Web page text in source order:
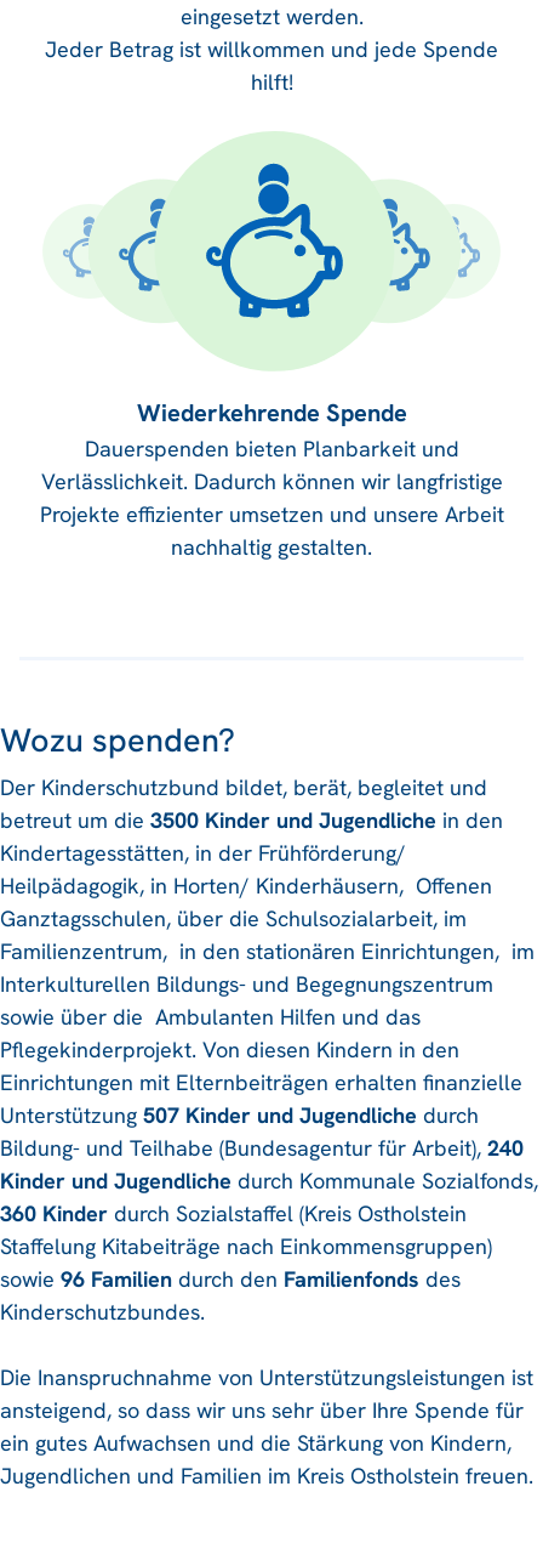
eingesetzt werden.
Jeder Betrag ist willkommen und jede Spende
hilft!
Wiederkehrende Spende
Dauerspenden bieten Planbarkeit und
Verlässlichkeit. Dadurch können wir langfristige
Projekte effizienter umsetzen und unsere Arbeit
nachhaltig gestalten.
Wozu spenden?
Der Kinderschutzbund bildet, berät, begleitet und
betreut um die 3500 Kinder und Jugendliche in den
Kindertagesstätten, in der Frühförderung/
Heilpädagogik, in Horten/ Kinderhäusern, Offenen
Ganztagsschulen, über die Schulsozialarbeit, im
Familienzentrum, in den stationären Einrichtungen, im
Interkulturellen Bildungs- und Begegnungszentrum
sowie über die Ambulanten Hilfen und das
Pflegekinderprojekt. Von diesen Kindern in den
Einrichtungen mit Elternbeiträgen erhalten finanzielle
Unterstützung 507 Kinder und Jugendliche durch
Bildung- und Teilhabe (Bundesagentur für Arbeit), 240
Kinder und Jugendliche durch Kommunale Sozialfonds,
360 Kinder durch Sozialstaffel (Kreis Ostholstein
Staffelung Kitabeiträge nach Einkommensgruppen)
sowie 96 Familien durch den Familienfonds des
Kinderschutzbundes.
Die Inanspruchnahme von Unterstützungsleistungen ist
ansteigend, so dass wir uns sehr über Ihre Spende für
ein gutes Aufwachsen und die Stärkung von Kindern,
Jugendlichen und Familien im Kreis Ostholstein freuen.